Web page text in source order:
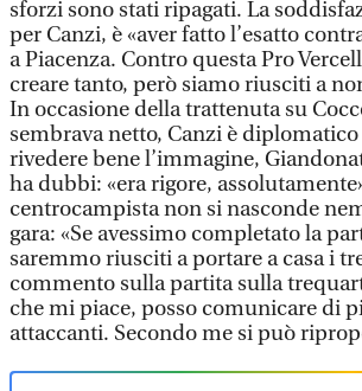
sforzi sono stati ripagati. La
per Canzi, è «aver fatto l’esatto
a Piacenza. Contro questa Pro
creare tanto, però siamo riusciti a
In occasione della trattenuta su
sembrava netto, Canzi è
rivedere bene l’immagine,
ha dubbi: «era rigore,
centrocampista non si nasconde
gara: «Se avessimo completato la
saremmo riusciti a portare a casa i
commento sulla partita sulla
che mi piace, posso comunicare di
attaccanti. Secondo me si può